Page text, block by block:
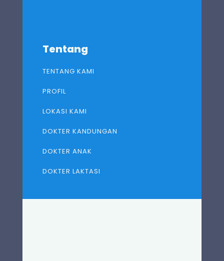
Tentang
TENTANG KAMI
PROFIL
LOKASI KAMI
DOKTER KANDUNGAN
DOKTER ANAK
DOKTER LAKTASI